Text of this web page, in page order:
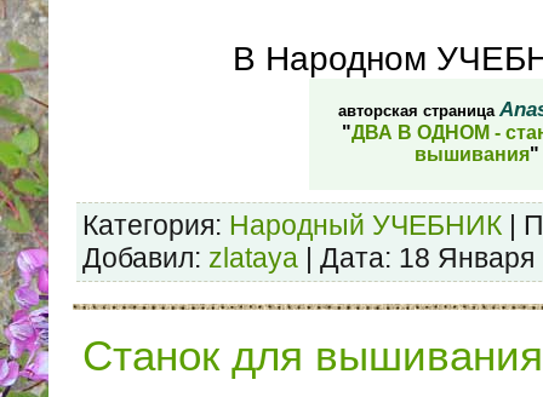
В Народном
авторская страница
"ДВА В ОДНОМ -
вышивания"
Категория: Народный УЧЕБНИК |
Добавил: zlataya | Дата: 18 Января
Станок для